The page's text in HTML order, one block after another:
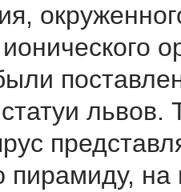
львов.
пирамиду,